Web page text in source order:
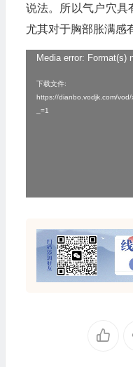
说法。所以气户穴具
尤其对于胸部胀满感
Media error: Format(s)
下载文件:
https://dianbo.vodjk.com/
_=1